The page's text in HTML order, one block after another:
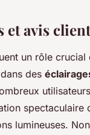
et avis
un rôle crucial
des
spectaculaire
lumineuses.